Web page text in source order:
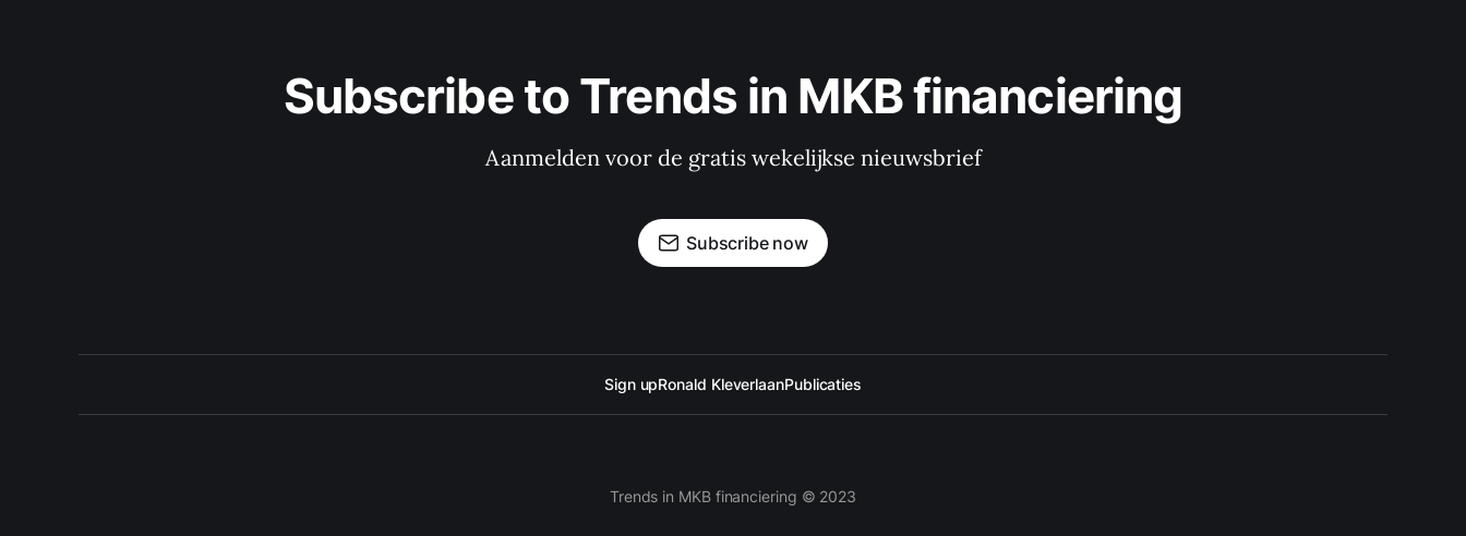
Subscribe to Trends in MKB financiering
Aanmelden voor de gratis wekelijkse nieuwsbrief
Subscribe now
Sign upRonald KleverlaanPublicaties
Trends in MKB financiering © 2023